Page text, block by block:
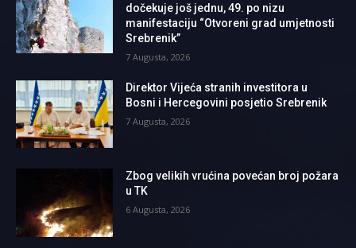
dočekuje još jednu, 49. po nizu
manifestaciju “Otvoreni grad umjetnosti
Srebrenik”
7 Augusta, 2026
Direktor Vijeća stranih investitora u
Bosni i Hercegovini posjetio Srebrenik
7 Augusta, 2026
Zbog velikih vrućina povećan broj požara
u TK
6 Augusta, 2026